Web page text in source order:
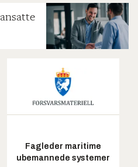
Fagleder maritime
ubemannede systemer